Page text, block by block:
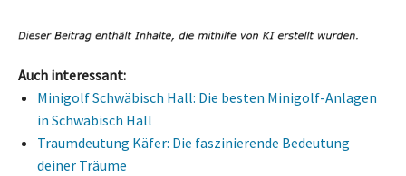
Auch interessant:
Minigolf Schwäbisch Hall: Die besten Minigolf-Anlagen
in Schwäbisch Hall
Traumdeutung Käfer: Die faszinierende Bedeutung
deiner Träume